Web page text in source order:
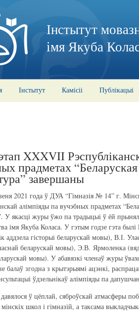
Інстытут
імя Якуба
Інстытут Камісіі Публікацыі
XXXVII
прадметах
завершаны
2021 года ў ДУА “Гімназія № 14” г.
алімпіяды па вучэбных прадметах
У якасці журы ўжо па традыцыі ў ёй
імя Якуба Коласа. У гэтым годзе гэта
аддзела гісторыі беларускай мовы), В.І.
беларускай мовы), Э.В. Ярмоленка
мовы). У абавязкі членаў журы
балаў згодна з крытэрыямі ацэнкі,
ўдзельнікаў алімпіяды па
ў цёплай, сяброўскай атмасферы
мінскіх школ і гімназій, а таксама